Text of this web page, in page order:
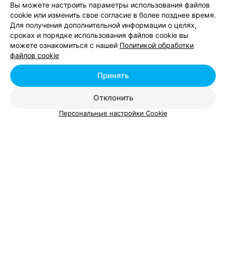
Макияж глаз в Минске
Возрастной макияж в Минске
Детский макияж в Минске
Вы можете настроить параметры использования файлов
cookie или изменить свое согласие в более позднее время.
Для получения дополнительной информации о целях,
сроках и порядке использования файлов cookie вы
можете ознакомиться с нашей Политикой обработки
файлов cookie
Отклонить
Принять
Персональные настройки Cookie